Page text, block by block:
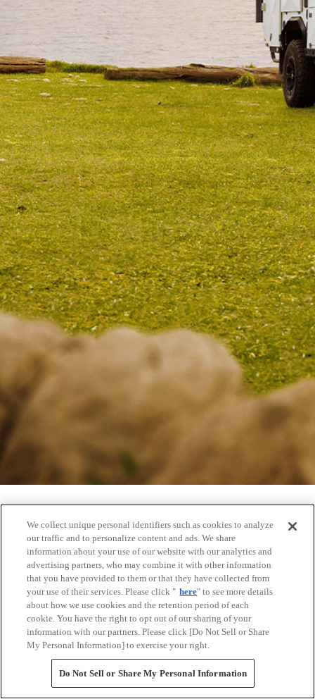
Play Pause
モビリティグループ
その他のプロジェクト事例
We collect unique personal identifiers such as cookies to analyze
our traffic and to personalize content and ads. We share
information about your use of our website with our analytics and
advertising partners, who may combine it with other information
that you have provided to them or that they have collected from
your use of their services. Please click " here" to see more details
about how we use cookies and the retention period of each
cookie. You have the right to opt out of our sharing of your
information with our partners. Please click [Do Not Sell or Share
My Personal Information] to exercise your right.
Do Not Sell or Share My Personal Information